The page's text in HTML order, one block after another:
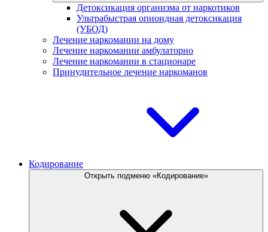
Детоксикация организма от наркотиков
Ультрабыстрая опиоидная детоксикация
(УБОД)
Лечение наркомании на дому
Лечение наркомании амбулаторно
Лечение наркомании в стационаре
Принудительное лечение наркоманов
Кодирование
Открыть подменю «Кодирование»